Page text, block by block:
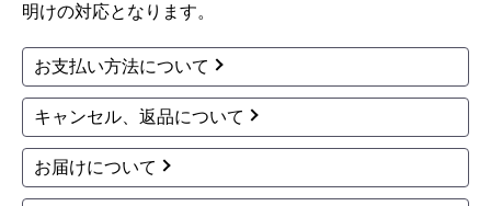
明けの対応となります。
お支払い方法について
キャンセル、返品について
お届けについて